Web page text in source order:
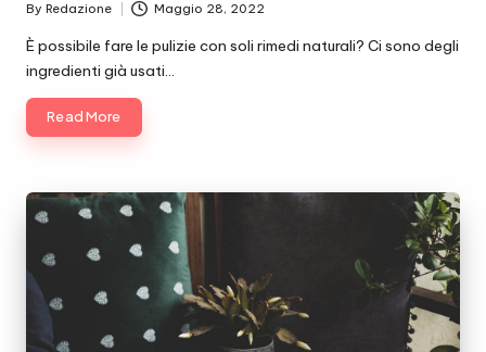
Posted
by
By Redazione Maggio 28, 2022
È possibile fare le pulizie con soli rimedi naturali? Ci sono degli
ingredienti già usati…
Read More